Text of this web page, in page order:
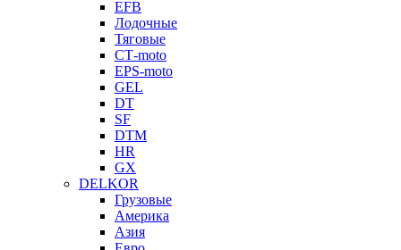
EFB
Лодочные
Тяговые
СТ-moto
EPS-moto
GEL
DT
SF
DTM
HR
GX
DELKOR
Грузовые
Америка
Азия